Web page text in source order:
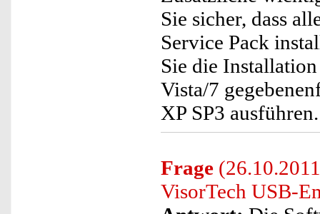
Sie sicher, dass
Service Pack
Sie die
Vista/7
XP SP3 ausführen.
Frage
VisorTech USB-